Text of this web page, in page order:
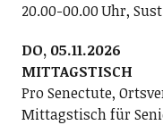
20.00-00.00 Uhr,
DO, 05.11.2026
MITTAGSTISCH
Pro Senectute,
Mittagstisch für